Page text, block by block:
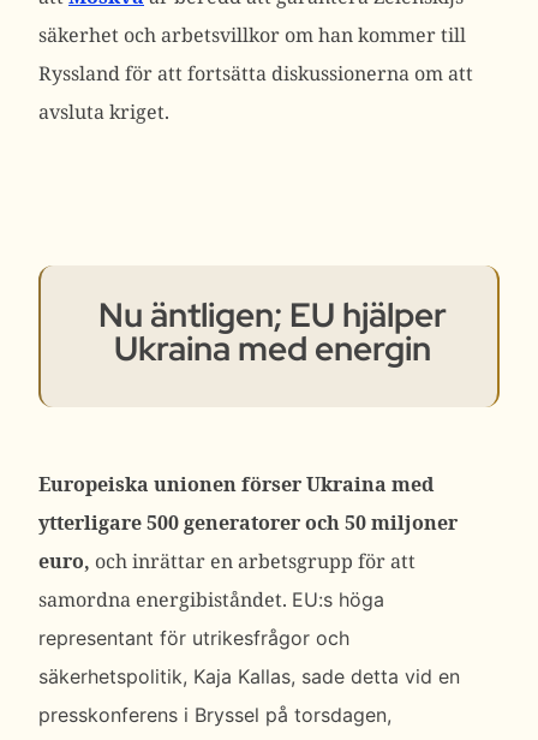
säkerhet och arbetsvillkor om han kommer till
Ryssland för att fortsätta diskussionerna om att
avsluta kriget.
Nu äntligen; EU hjälper
Ukraina med energin
Europeiska unionen förser Ukraina med
ytterligare 500 generatorer och 50 miljoner
euro, och inrättar en arbetsgrupp för att
samordna energibiståndet. EU:s höga
representant för utrikesfrågor och
säkerhetspolitik, Kaja Kallas, sade detta vid en
presskonferens i Bryssel på torsdagen,